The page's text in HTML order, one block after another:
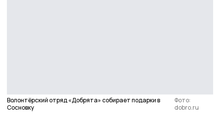
Волонтёрский отряд «Добрята» собирает подарки в
Сосновку
Фото:
dobro.ru